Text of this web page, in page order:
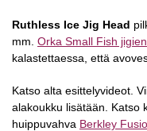
Ruthless Ice Jig Head
mm. Orka Small Fish jigien
kalastettaessa, että
Katso alta esittelyvideot.
alakoukku lisätään. Katso
huippuvahva Berkley